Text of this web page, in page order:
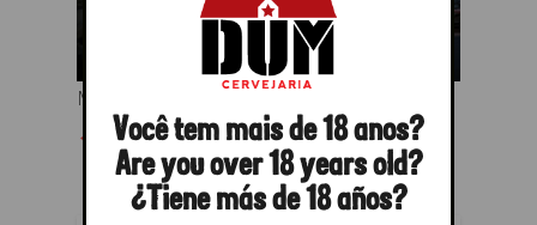
Momento da Premiação
← Anterior Próximo →
Você tem mais de 18 anos?
Are you over 18 years old?
¿Tiene más de 18 años?